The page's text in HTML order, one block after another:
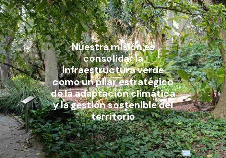
Nuestra misión es
consolidar la
infraestructura verde
como un pilar estratégico
de la adaptación climática
y la gestión sostenible del
territorio